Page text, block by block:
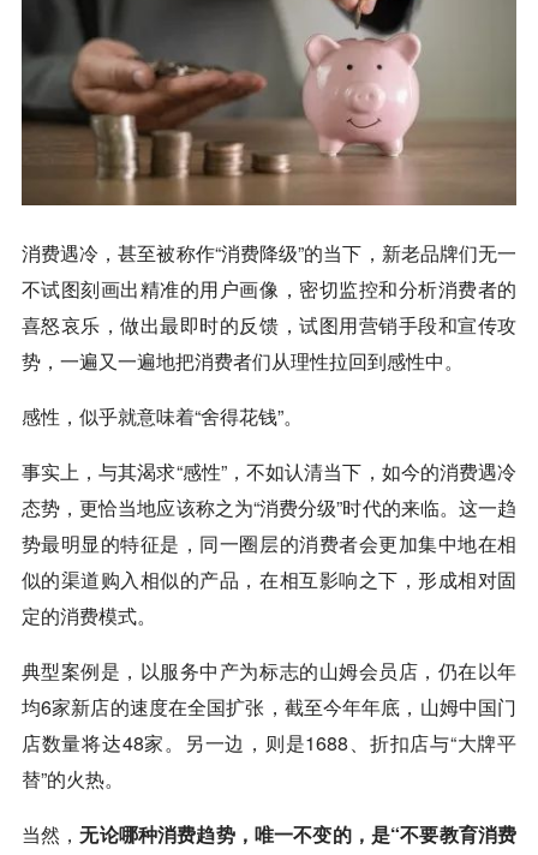
消费遇冷，甚至被称作“消费降级”的当下，新老品牌们无一
不试图刻画出精准的用户画像，密切监控和分析消费者的
喜怒哀乐，做出最即时的反馈，试图用营销手段和宣传攻
势，一遍又一遍地把消费者们从理性拉回到感性中。
感性，似乎就意味着“舍得花钱”。
事实上，与其渴求“感性”，不如认清当下，如今的消费遇冷
态势，更恰当地应该称之为“消费分级”时代的来临。这一趋
势最明显的特征是，同一圈层的消费者会更加集中地在相
似的渠道购入相似的产品，在相互影响之下，形成相对固
定的消费模式。
典型案例是，以服务中产为标志的山姆会员店，仍在以年
均6家新店的速度在全国扩张，截至今年年底，山姆中国门
店数量将达48家。另一边，则是1688、折扣店与“大牌平
替”的火热。
当然，无论哪种消费趋势，唯一不变的，是“不要教育消费